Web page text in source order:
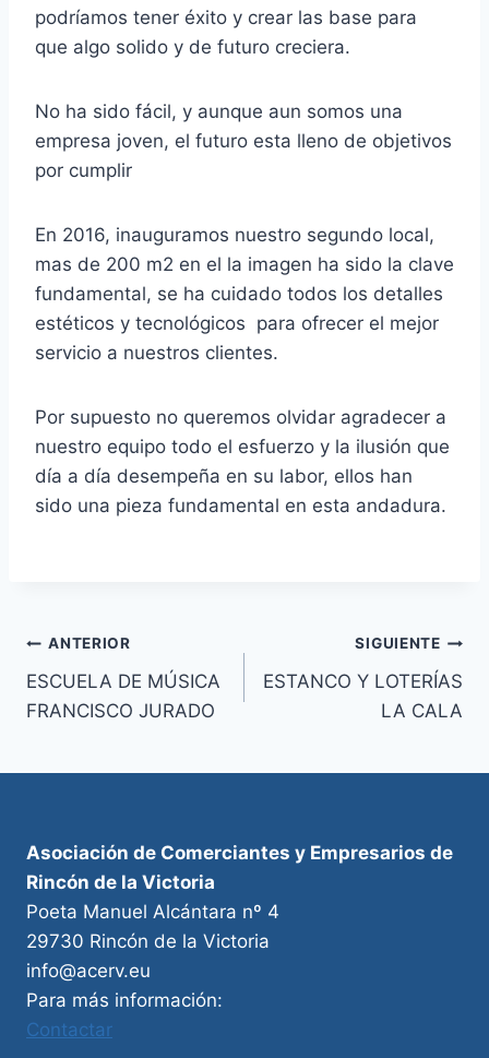
podríamos tener éxito y crear las base para
que algo solido y de futuro creciera.
No ha sido fácil, y aunque aun somos una
empresa joven, el futuro esta lleno de objetivos
por cumplir
En 2016, inauguramos nuestro segundo local,
mas de 200 m2 en el la imagen ha sido la clave
fundamental, se ha cuidado todos los detalles
estéticos y tecnológicos para ofrecer el mejor
servicio a nuestros clientes.
Por supuesto no queremos olvidar agradecer a
nuestro equipo todo el esfuerzo y la ilusión que
día a día desempeña en su labor, ellos han
sido una pieza fundamental en esta andadura.
Navegación
de
ANTERIOR
ESCUELA DE MÚSICA
FRANCISCO JURADO
SIGUIENTE
ESTANCO Y LOTERÍAS
LA CALA
Asociación de Comerciantes y Empresarios de
Rincón de la Victoria
Poeta Manuel Alcántara nº 4
29730 Rincón de la Victoria
info@acerv.eu
Para más información:
Contactar